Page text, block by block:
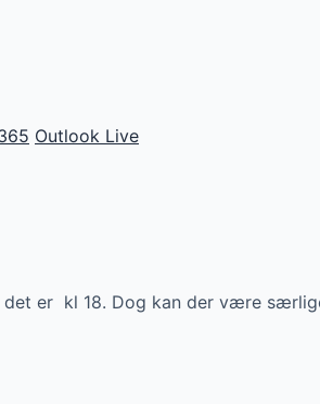
Outlook Live
er kl 18. Dog kan der være